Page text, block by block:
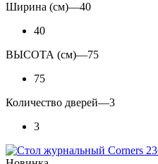
Ширина (см)—40
40
ВЫСОТА (см)—75
75
Количество дверей—3
3